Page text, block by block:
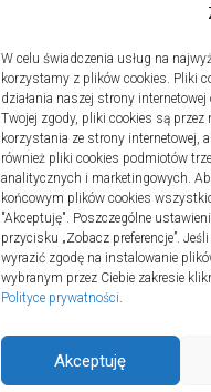
W celu świadczenia usług na
korzystamy z plików cookies. Pliki
działania naszej strony
Twojej zgody, pliki cookies są
korzystania ze strony internetowej,
również pliki cookies podmiotów
analitycznych i marketingowych.
końcowym plików cookies
"Akceptuję". Poszczególne
przycisku „Zobacz preferencje”.
wyrazić zgodę na instalowanie
wybranym przez Ciebie zakresie
Polityce prywatności.
Akceptuję